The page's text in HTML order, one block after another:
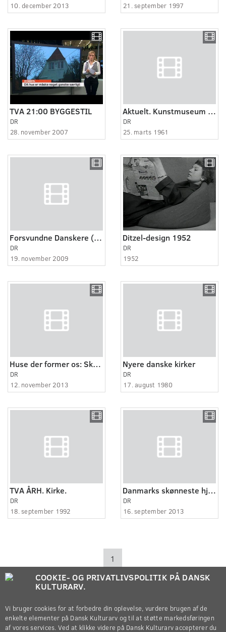
10. december 2013
21. september 1997
TVA 21:00 BYGGESTIL
DR
28. november 2007
Aktuelt. Kunstmuseum opførelse af nyt kunstmuseum i Esbjerg. Interview m. direktøren.
DR
25. marts 1961
Forsvundne Danskere (3:4)
DR
19. november 2009
Ditzel-design 1952
DR
1952
Huse der former os: Skolen (1:6)
DR
12. november 2013
Nyere danske kirker
DR
17. august 1980
TVA ÅRH. Kirke.
DR
18. september 1992
Danmarks skønneste hjem - Øvrige Sjælland (5:8)
DR
16. september 2013
1
COOKIE- OG PRIVATLIVSPOLITIK PÅ DANSK
KULTURARV.
Vi bruger cookies for at forbedre din oplevelse, vurdere brugen af de
enkelte elementer på Dansk Kulturarv og til at støtte markedsføringen
af vores services. Ved at klikke videre på Dansk Kulturarv accepterer du